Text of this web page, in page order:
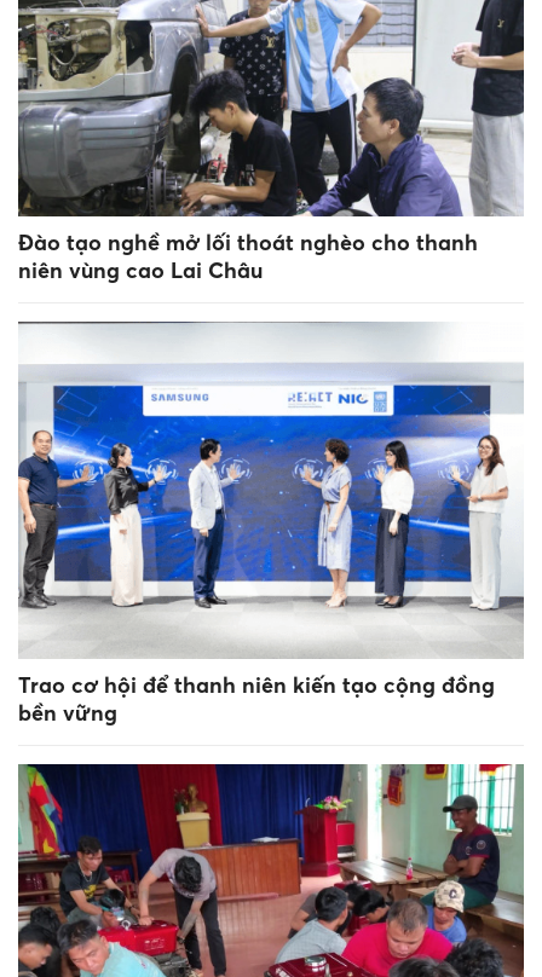
Đào tạo nghề mở lối thoát nghèo cho thanh
niên vùng cao Lai Châu
Trao cơ hội để thanh niên kiến tạo cộng đồng
bền vững